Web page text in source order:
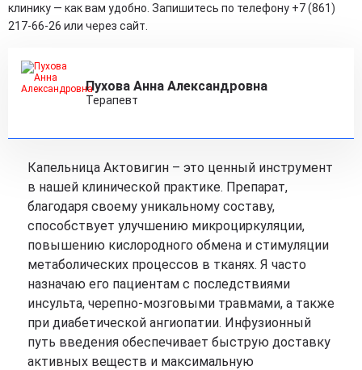
клинику — как вам удобно. Запишитесь по телефону +7 (861)
217-66-26 или через сайт.
Пухова Анна Александровна
Терапевт
Капельница Актовигин – это ценный инструмент
в нашей клинической практике. Препарат,
благодаря своему уникальному составу,
способствует улучшению микроциркуляции,
повышению кислородного обмена и стимуляции
метаболических процессов в тканях. Я часто
назначаю его пациентам с последствиями
инсульта, черепно-мозговыми травмами, а также
при диабетической ангиопатии. Инфузионный
путь введения обеспечивает быструю доставку
активных веществ и максимальную